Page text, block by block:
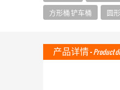
方形桶 铲车桶
圆
产品详情 -Product